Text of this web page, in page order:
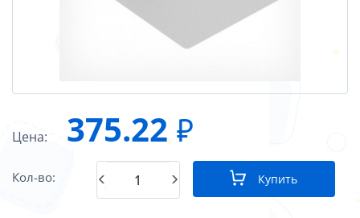
Цена: 375.22 ₽
Кол-во: Купить